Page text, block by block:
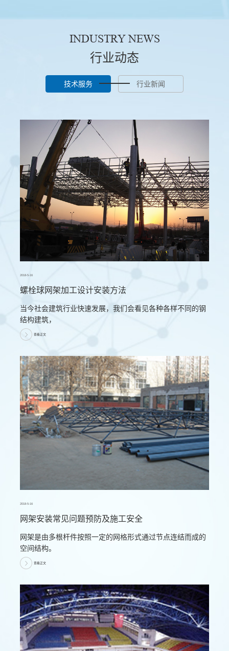
INDUSTRY NEWS
行业动态
技术服务 行业新闻
2018-5-16
螺栓球网架加工设计安装方法
当今社会建筑行业快速发展，我们会看见各种各样不同的钢
结构建筑，
查看正文
2018-5-16
网架安装常见问题预防及施工安全
网架是由多根杆件按照一定的网格形式通过节点连结而成的
空间结构。
查看正文